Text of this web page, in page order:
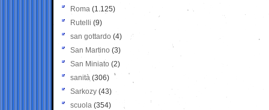
Roma (1.125)
Rutelli (9)
san gottardo (4)
San Martino (3)
San Miniato (2)
sanità (306)
Sarkozy (43)
scuola (354)